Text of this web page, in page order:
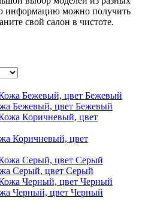
информацию можно получить
свой салон в чистоте.
Бежевый, цвет Бежевый
Коричневый, цвет
Серый, цвет Серый
Черный, цвет Черный